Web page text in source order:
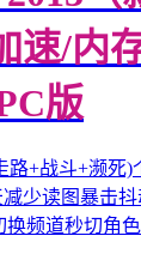
速/内
版
路+战斗+濒死
少读图暴击
频道秒切角